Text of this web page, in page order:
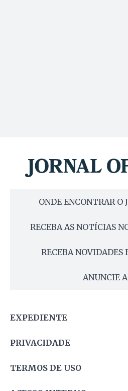
ONDE ENCONTRAR O
RECEBA AS NOTÍCIAS
RECEBA NOVIDADES
ANUNCIE
EXPEDIENTE
PRIVACIDADE
TERMOS DE USO